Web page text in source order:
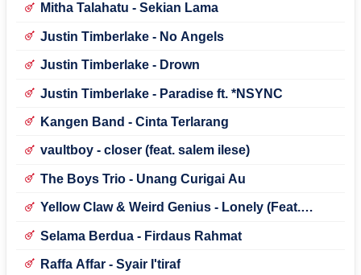
Mitha Talahatu - Sekian Lama
Justin Timberlake - No Angels
Justin Timberlake - Drown
Justin Timberlake - Paradise ft. *NSYNC
Kangen Band - Cinta Terlarang
vaultboy - closer (feat. salem ilese)
The Boys Trio - Unang Curigai Au
Yellow Claw & Weird Genius - Lonely (Feat.
Selama Berdua - Firdaus Rahmat
Raffa Affar - Syair I'tiraf